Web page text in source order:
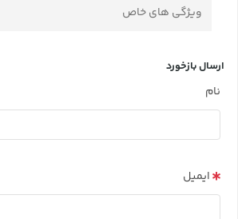
ویژگی های خاص
ارسال بازخورد
نام
ایمیل